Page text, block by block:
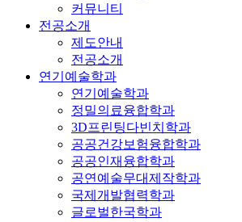
커뮤니티
전공소개
제도안내
전공소개
연기예술학과
연기예술학과
정밀의료융합학과
3D프린팅다빈치학과
공공건강보험융합학과
공공인재융합학과
공연예술무대제작학과
국제개발협력학과
글로벌한국학과